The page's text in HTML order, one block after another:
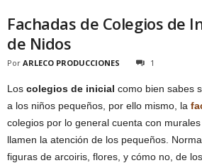
Fachadas de Colegios de
de Nidos
Por ARLECO PRODUCCIONES 1
Los colegios de inicial como bien sabes
a los niños pequeños, por ello mismo, la
colegios por lo general cuenta con
llamen la atención de los pequeños.
figuras de arcoiris, flores, y cómo no, de